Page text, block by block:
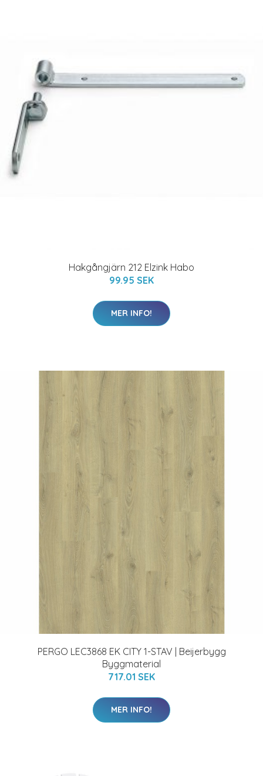
Hakgångjärn 212 Elzink Habo
99.95 SEK
MER INFO!
PERGO LEC3868 EK CITY 1-STAV | Beijerbygg
Byggmaterial
717.01 SEK
MER INFO!